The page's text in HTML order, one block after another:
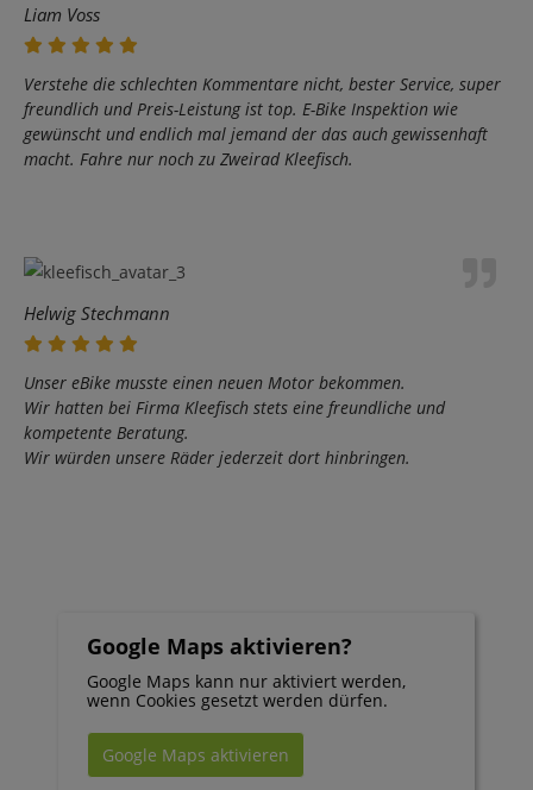
Liam Voss
Verstehe die schlechten Kommentare nicht, bester Service, super
freundlich und Preis-Leistung ist top. E-Bike Inspektion wie
gewünscht und endlich mal jemand der das auch gewissenhaft
macht. Fahre nur noch zu Zweirad Kleefisch.
Helwig Stechmann
Unser eBike musste einen neuen Motor bekommen.
Wir hatten bei Firma Kleefisch stets eine freundliche und
kompetente Beratung.
Wir würden unsere Räder jederzeit dort hinbringen.
Google Maps aktivieren?
Google Maps kann nur aktiviert werden,
wenn Cookies gesetzt werden dürfen.
Google Maps aktivieren